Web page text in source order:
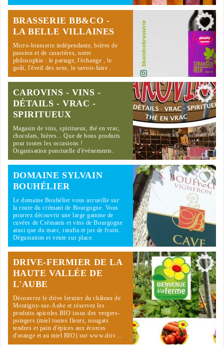
BRASSERIE BB&CO -
LA BELLE VILLAINES
Micro-brasserie indépendante, bières de
passion et de caractères, notre
philosophie : le partage, l'échange , le
goût, l'éveil des sens, le savoir-faire .
CAROVINS - VINS -
DÉTAILS - VRAC -
SPIRITUEUX
Magasin de vins, spiritueux, thé en vrac,
chocolats, bières... Que de bons produits
pour toutes les occasions !
Organisation ponctuelle d'événements.
DOMAINE SYLVAIN
BOUHÉLIER
Le domaine Bouhélier vous accueille sur
la route du crémant de Bourgogne. Vous
pourrez découvrir une large gamme de
cuvées de Crémants et vins de Bourgogne
ainsi que du marc, ratafia et jus de fruits.
Dégustation et vente sur place.
DRIVE-FERMIER DE LA
HAUTE VALLÉE DE
L'AUBE
Découvrez le drive fermier du château de
Montigny-sur-Aube et réservez les
produits apicoles BIO issus des vergers-
potagers (miel toutes fleurs, nougats
tendres et pain d'épices aux écorces
d'orange et au miel BIO) sur www.driv…